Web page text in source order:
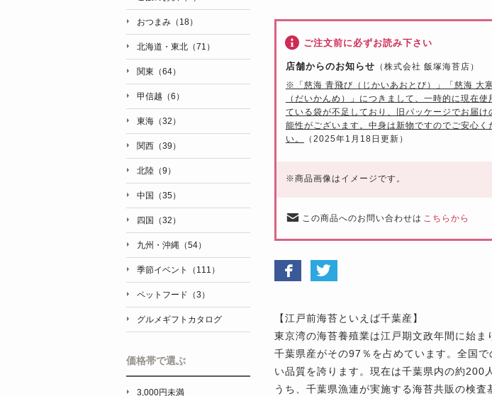
ご注文前に必ずお読み下さい
店舗からのお知らせ （株式会社 飯塚海苔店）
※「慈海 青飛び（じかいあおとび）」「慈海 大
（だいかんめ）」につきまして、一時的に現在使
ている袋が不足しており、旧パッケージでお届け
能性がございます。中身は新物ですのでご安心く
い。
（2025年1月18日更新）
※商品画像はイメージです。
この商品へのお問い合わせは こちらから
【江戸前海苔といえば千葉産】
東京湾の海苔養殖業は江戸期文政年間に始
千葉県産がその97％を占めています。全国
い品質を誇ります。現在は千葉県内の約200
うち、千葉県漁連が実施する海苔共販の検
おつまみ（18）
北海道・東北（71）
関東（64）
甲信越（6）
東海（32）
関西（39）
北陸（9）
中国（35）
四国（32）
九州・沖縄（54）
季節イベント（111）
ペットフード（3）
グルメギフトカタログ
価格帯で選ぶ
3,000円未満